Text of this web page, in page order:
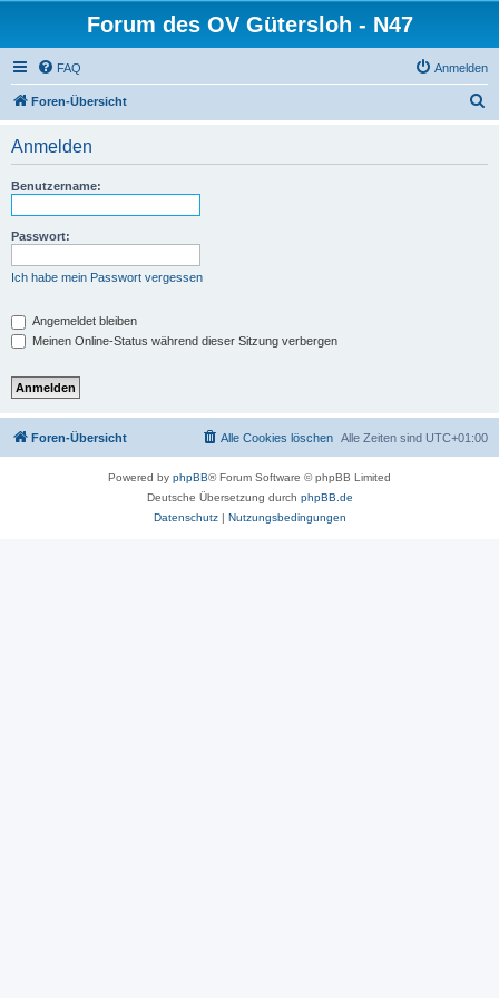
Forum des OV Gütersloh - N47
FAQ Anmelden
Foren-Übersicht
Anmelden
Benutzername:
Passwort:
Ich habe mein Passwort vergessen
Angemeldet bleiben
Meinen Online-Status während dieser Sitzung verbergen
Foren-Übersicht Alle Zeiten sind UTC+01:00
Alle Cookies löschen
Powered by phpBB® Forum Software © phpBB Limited
Deutsche Übersetzung durch phpBB.de
Datenschutz| Nutzungsbedingungen